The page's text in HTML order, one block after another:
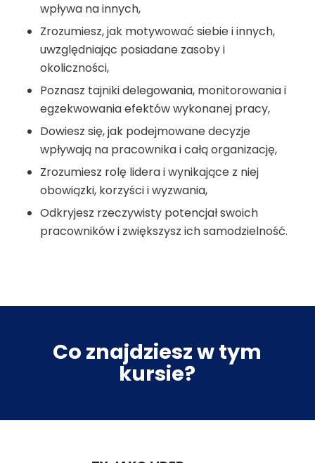
wpływa na innych,
Zrozumiesz, jak motywować siebie i innych,
uwzględniając posiadane zasoby i
okoliczności,
Poznasz tajniki delegowania, monitorowania i
egzekwowania efektów wykonanej pracy,
Dowiesz się, jak podejmowane decyzje
wpływają na pracownika i całą organizację,
Zrozumiesz rolę lidera i wynikające z niej
obowiązki, korzyści i wyzwania,
Odkryjesz rzeczywisty potencjał swoich
pracowników i zwiększysz ich samodzielność.
Co znajdziesz w tym
kursie?